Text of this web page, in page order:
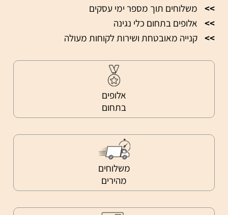
>>
משלוחים תוך מספר ימי עסקים
>>
אלופים בתחום כלי נגינה
>> קנייה מאובטחת ושירות לקוחות מעולה
אלופים
בתחום
משלוחים
מהירים